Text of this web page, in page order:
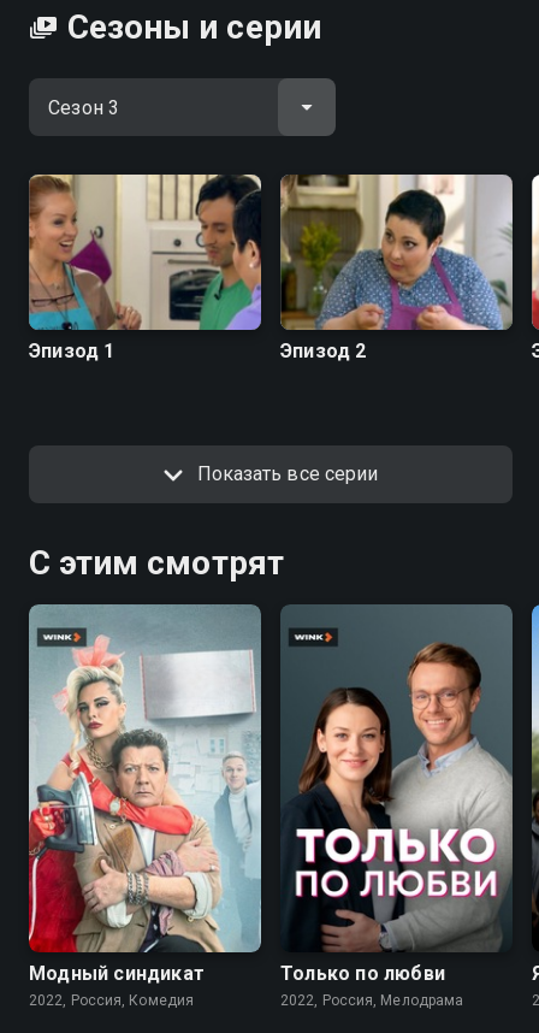
Сезоны и серии
Эпизод 1 Эпизод 2
Показать все серии
С этим смотрят
7.6
Модный синдикат
2022, Россия, Комедия
Только по любви
2022, Россия, Мелодрама